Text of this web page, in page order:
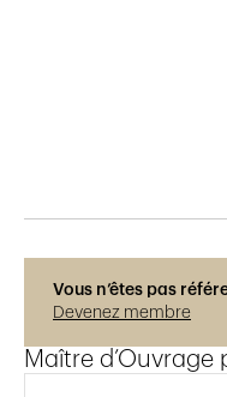
Vous n’êtes pas
Devenez membre
Maître d’Ouvrage